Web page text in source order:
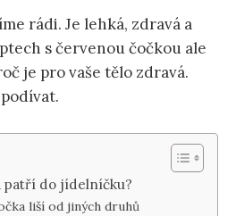
rádi. Je lehká, zdravá a
s červenou čočkou ale
je pro vaše tělo zdravá.
patří do jídelníčku?
liší od jiných druhů